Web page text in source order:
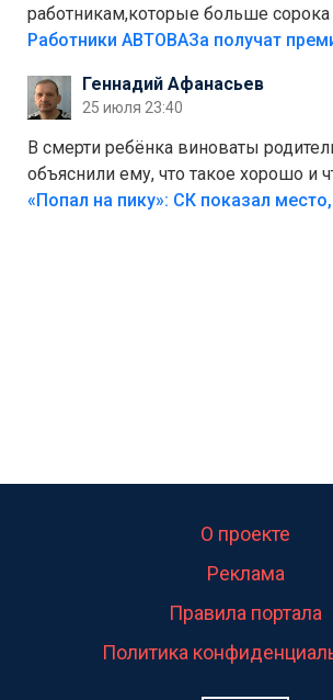
работникам,которые больше сорока
на предприятии.
Работники АВТОВАЗа получат
Геннадий Афанасьев
25 июля 23:40
В смерти ребёнка виноваты
объяснили ему, что такое хорошо и
Лезть через такой забор,верх
О проекте
Реклама
Правила портала
Политика